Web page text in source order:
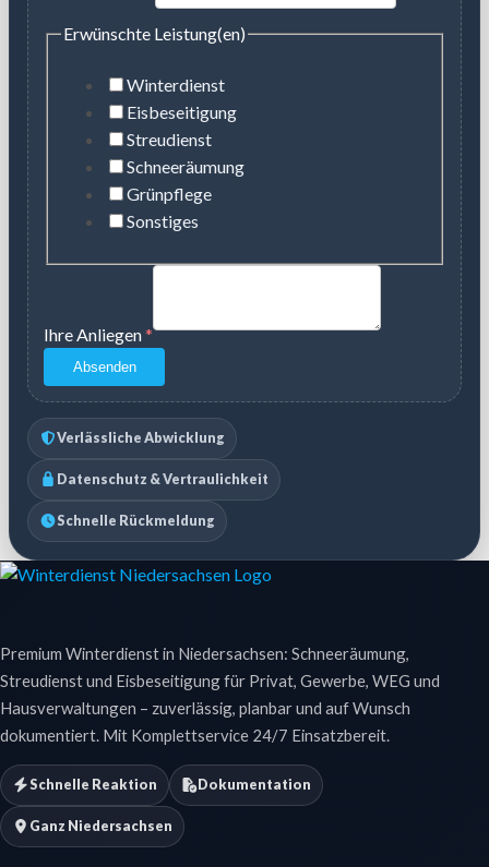
Erwünschte Leistung(en)
Winterdienst
Eisbeseitigung
Streudienst
Schneeräumung
Grünpflege
Sonstiges
Ihre Anliegen*
Absenden
Verlässliche Abwicklung
Datenschutz & Vertraulichkeit
Schnelle Rückmeldung
Premium Winterdienst in Niedersachsen: Schneeräumung,
Streudienst und Eisbeseitigung für Privat, Gewerbe, WEG und
Hausverwaltungen – zuverlässig, planbar und auf Wunsch
dokumentiert. Mit Komplettservice 24/7 Einsatzbereit.
Schnelle Reaktion Dokumentation
Ganz Niedersachsen